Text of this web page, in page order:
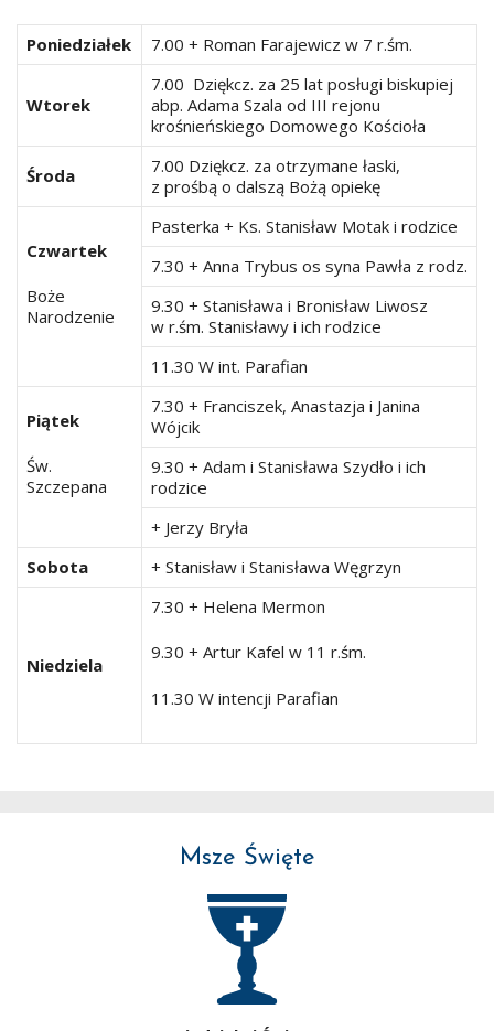
Poniedziałek 7.00 + Roman Farajewicz w 7 r.śm.
Wtorek
7.00 Dziękcz. za 25 lat posługi biskupiej
abp. Adama Szala od III rejonu
krośnieńskiego Domowego Kościoła
Środa
7.00 Dziękcz. za otrzymane łaski,
z prośbą o dalszą Bożą opiekę
Czwartek
Boże
Narodzenie
Pasterka + Ks. Stanisław Motak i rodzice
7.30 + Anna Trybus os syna Pawła z rodz.
9.30 + Stanisława i Bronisław Liwosz
w r.śm. Stanisławy i ich rodzice
11.30 W int. Parafian
Piątek
Św.
Szczepana
7.30 + Franciszek, Anastazja i Janina
Wójcik
9.30 + Adam i Stanisława Szydło i ich
rodzice
+ Jerzy Bryła
Sobota
+ Stanisław i Stanisława Węgrzyn
Niedziela
7.30 + Helena Mermon
9.30 + Artur Kafel w 11 r.śm.
11.30 W intencji Parafian
Msze Święte